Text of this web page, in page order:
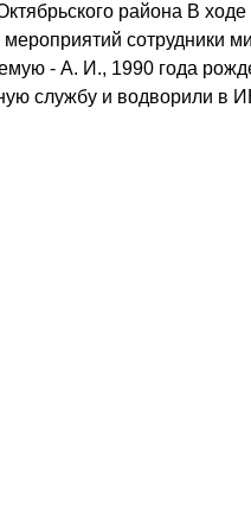
района В
сотрудники
- А. И., 1990 года
службу и водворили в